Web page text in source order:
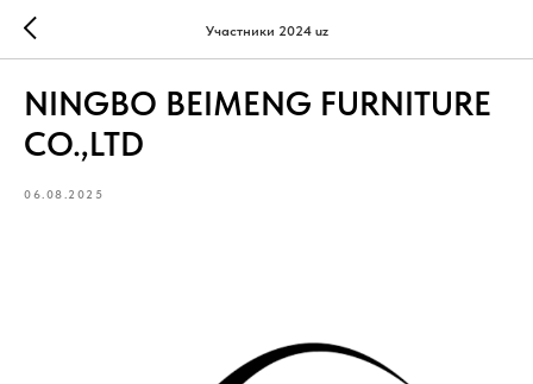
Участники 2024 uz
NINGBO BEIMENG FURNITURE
CO.,LTD
06.08.2025